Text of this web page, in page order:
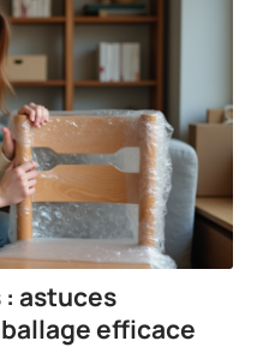
: astuces
efficace